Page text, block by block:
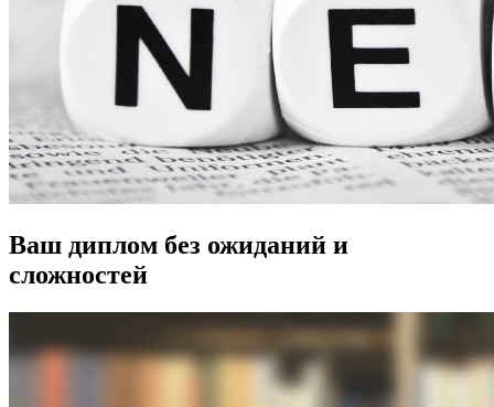
Ваш диплом без ожиданий и
сложностей